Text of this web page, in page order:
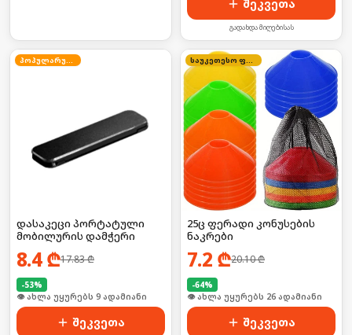
შეკვეთა
გადახდა მიღებისას
პოპულარული
დასაკეცი პორტატული
მობილურის დამჭერი
8.4₾17.83₾
-53%
🛒 ბოლო 24სთ-ში იყიდა 16-მა
შეკვეთა
საუკეთესო ფასი
25ც ფერადი კონუსების
ნაკრები
7.2 ₾20.10₾
-64%
🛒 ბოლო 24სთ-ში იყიდა 34-მა
შეკვეთა